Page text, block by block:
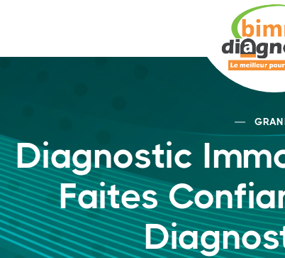
Diagnostic
Faites